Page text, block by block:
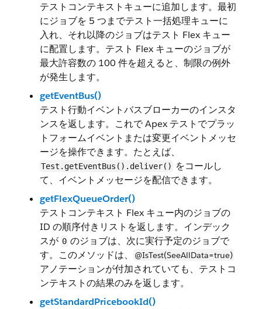
テストコンテキストキューに追加します。最初
にジョブを 5 つまでテスト一括処理キューに
入れ、それ以降のジョブはテスト Flex キュー
に配置します。テスト Flex キューのジョブが
最大許容数の 100 件を超えると、制限の例外
が発生します。
getEventBus()
テスト行動イベントバスブローカーのインスタ
ンスを返します。これで Apex テストでプラッ
トフォームイベントまたは変更イベントメッセ
ージを操作できます。たとえば、
Test.getEventBus().deliver()
をコールし
て、イベントメッセージを配信できます。
getFlexQueueOrder()
テストコンテキスト Flex キュー内のジョブの
ID の順序付きリストを返します。インデック
スが 0 のジョブは、次に実行予定のジョブで
す。このメソッドは、
@IsTest(SeeAllData=true)
アノテーションが付加されていても、テストコ
ンテキストの結果のみを返します。
getStandardPricebookId()